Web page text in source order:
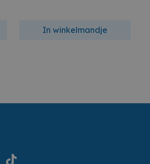
In winkelmandje